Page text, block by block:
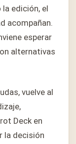
edición, el
acompañan.
esperar
alternativas
vuelve al
Deck en
la decisión